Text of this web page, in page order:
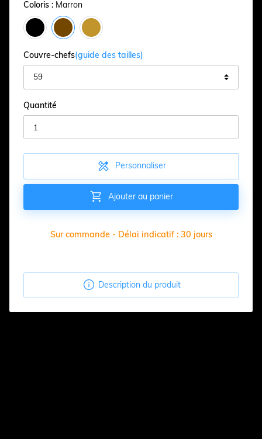
Coloris : Marron
Couvre-chefs(guide des tailles)
Quantité
 Personnaliser
 Ajouter au panier
Sur commande - Délai indicatif : 30 jours
 Description du produit